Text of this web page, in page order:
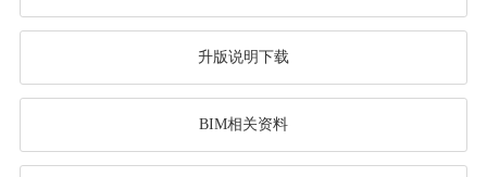
升版说明下载
BIM相关资料